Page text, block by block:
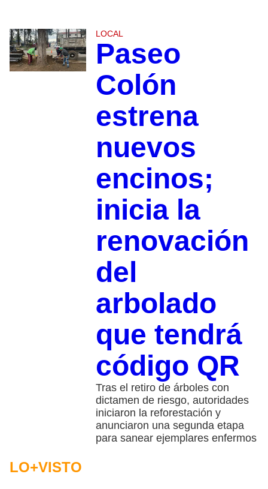
LOCAL
Paseo
Colón
estrena
nuevos
encinos;
inicia la
renovación
del
arbolado
que tendrá
código QR
Tras el retiro de árboles con
dictamen de riesgo, autoridades
iniciaron la reforestación y
anunciaron una segunda etapa
para sanear ejemplares enfermos
LO+VISTO